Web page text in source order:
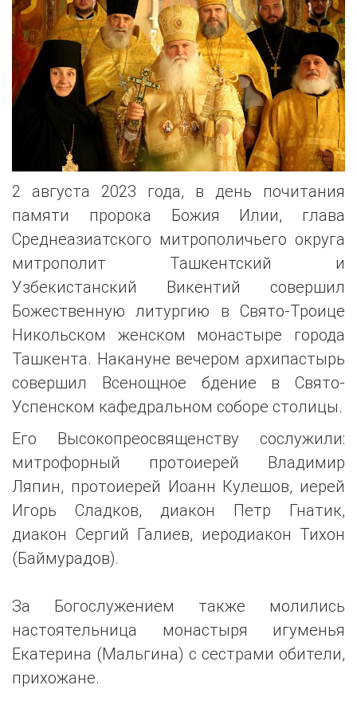
2 августа 2023 года, в день почитания
памяти пророка Божия Илии, глава
Среднеазиатского митрополичьего округа
митрополит Ташкентский и
Узбекистанский Викентий совершил
Божественную литургию в Свято-Троице
Никольском женском монастыре города
Ташкента. Накануне вечером архипастырь
совершил Всенощное бдение в Свято-
Успенском кафедральном соборе столицы.
Его Высокопреосвященству сослужили:
митрофорный протоиерей Владимир
Ляпин, протоиерей Иоанн Кулешов, иерей
Игорь Сладков, диакон Петр Гнатик,
диакон Сергий Галиев, иеродиакон Тихон
(Баймурадов).
За Богослужением также молились
настоятельница монастыря игуменья
Екатерина (Мальгина) с сестрами обители,
прихожане.